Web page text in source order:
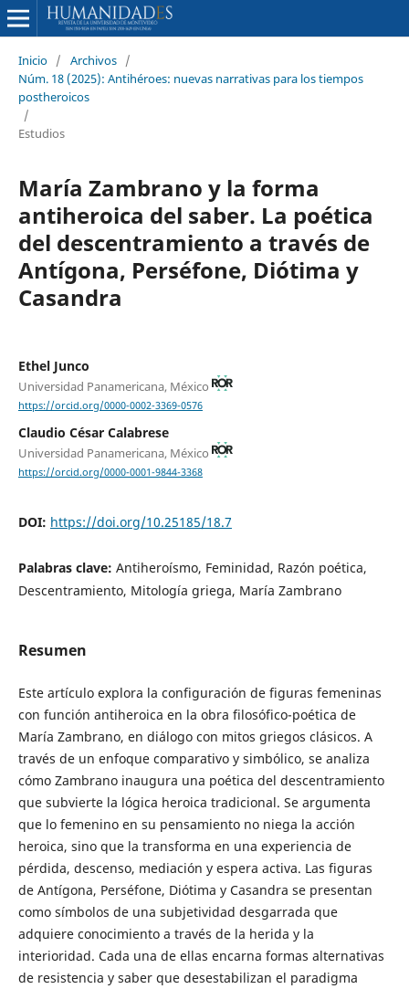
Inicio / Archivos /
Núm. 18 (2025): Antihéroes: nuevas narrativas para los tiempos
postheroicos
/
Estudios
María Zambrano y la forma
antiheroica del saber. La poética
del descentramiento a través de
Antígona, Perséfone, Diótima y
Casandra
Ethel Junco
Universidad Panamericana, México
https://orcid.org/0000-0002-3369-0576
Claudio César Calabrese
Universidad Panamericana, México
https://orcid.org/0000-0001-9844-3368
DOI: https://doi.org/10.25185/18.7
Palabras clave: Antiheroísmo, Feminidad, Razón poética,
Descentramiento, Mitología griega, María Zambrano
Resumen
Este artículo explora la configuración de figuras femeninas
con función antiheroica en la obra filosófico-poética de
María Zambrano, en diálogo con mitos griegos clásicos. A
través de un enfoque comparativo y simbólico, se analiza
cómo Zambrano inaugura una poética del descentramiento
que subvierte la lógica heroica tradicional. Se argumenta
que lo femenino en su pensamiento no niega la acción
heroica, sino que la transforma en una experiencia de
pérdida, descenso, mediación y espera activa. Las figuras
de Antígona, Perséfone, Diótima y Casandra se presentan
como símbolos de una subjetividad desgarrada que
adquiere conocimiento a través de la herida y la
interioridad. Cada una de ellas encarna formas alternativas
de resistencia y saber que desestabilizan el paradigma